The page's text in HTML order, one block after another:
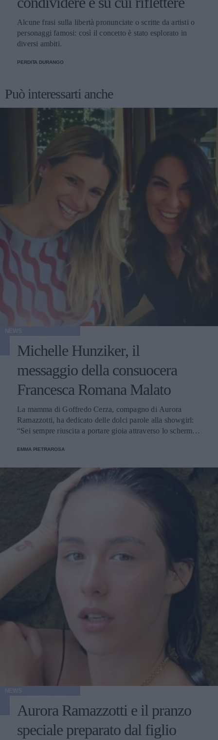
Alcune frasi sulla libertà pronunciate o scritte da artisti o
personaggi famosi: così il concetto è stato esplorato in
diversi ambiti.
PERDITA DURANGO
Può interessarti anche
Michelle Hunziker, il
messaggio della consuocera
Francesca Romana Malato
La mamma di Goffredo Cerza, compagno di Aurora
Ramazzotti, ha dedicato delle dolci parole alla showgirl:
“Sei sempre riuscita a portare gioia attraverso lo schermo e
EMMA PIETRAROSA
Aurora Ramazzotti e il pranzo
speciale preparato dal figlio